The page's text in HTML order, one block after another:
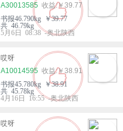
A30013585
￥39.77
书报46.790kg ￥39.77
共 46.79kg
5月6日 08:38 -奥北陕西
哎呀
A10014595
￥38.91
书报45.780kg ￥38.91
共 45.78kg
4月16日 16:55 -奥北陕西
哎呀